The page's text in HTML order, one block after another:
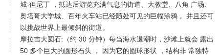
城-但尼丁 ，抵达后游览充满气息的街道、大教堂、八角 广场、
奥塔哥大学城、百年火车站已经随处可见的巨幅涂鸦， 并且还可
以挑战世界上最倾斜的街道。
摩拉吉大圆石:（约 30 分钟）每当海水退潮时，沙滩上就会 露出
50 多个巨大的圆形石头 ， 因为它的圆球形状 ，结构非 常独特